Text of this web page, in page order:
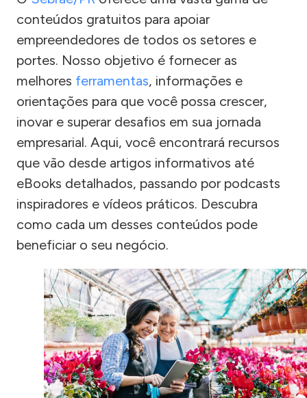
conteúdos gratuitos para apoiar
empreendedores de todos os setores e
portes. Nosso objetivo é fornecer as
melhores ferramentas, informações e
orientações para que você possa crescer,
inovar e superar desafios em sua jornada
empresarial. Aqui, você encontrará recursos
que vão desde artigos informativos até
eBooks detalhados, passando por podcasts
inspiradores e vídeos práticos. Descubra
como cada um desses conteúdos pode
beneficiar o seu negócio.